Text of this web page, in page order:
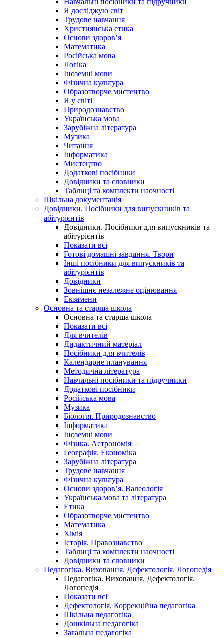
Я досліджую світ
Трудове навчання
Християнська етика
Основи здоров’я
Математика
Російська мова
Логіка
Іноземні мови
Фізична культура
Образотворче мистецтво
Я у світі
Природознавство
Українська мова
Зарубіжна література
Музика
Читання
Інформатика
Мистецтво
Додаткові посібники
Довідники та словники
Таблиці та комплекти наочності
Шкільна документація
Довідники. Посібники для випускників та
абітурієнтів
Довідники. Посібники для випускників та
абітурієнтів
Показати всі
Готові домашні завдання. Твори
Інші посібники для випускників та
абітурієнтів
Довідники
Зовнішнє незалежне оцінювання
Екзамени
Основна та старша школа
Основна та старша школа
Показати всі
Для вчителів
Дидактичний матеріал
Посібники для вчителів
Календарне планування
Методична література
Навчальні посібники та підручники
Додаткові посібники
Російська мова
Музика
Біологія. Природознавство
Інформатика
Іноземні мови
Фізика. Астрономія
Географія. Економіка
Зарубіжна література
Трудове навчання
Фізична культура
Основи здоров’я. Валеологія
Українська мова та література
Етика
Образотворче мистецтво
Математика
Хімія
Історія. Правознавство
Таблиці та комплекти наочності
Довідники та словники
Педагогіка. Виховання. Дефектологія. Логопедія
Педагогіка. Виховання. Дефектологія.
Логопедія
Показати всі
Дефектологія. Коррекційна педагогіка
Шкільна педагогіка
Дошкільна педагогіка
Загальна педагогіка